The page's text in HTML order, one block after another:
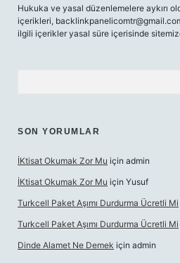
Hukuka ve yasal düzenlemelere aykırı
içerikleri,
ilgili içerikler yasal süre içerisinde
SON YORUMLAR
İKtisat Okumak Zor Mu için admin
İKtisat Okumak Zor Mu için Yusuf
Turkcell Paket Aşımı Durdurma Ücretli Mi
Turkcell Paket Aşımı Durdurma Ücretli Mi
Dinde Alamet Ne Demek için admin